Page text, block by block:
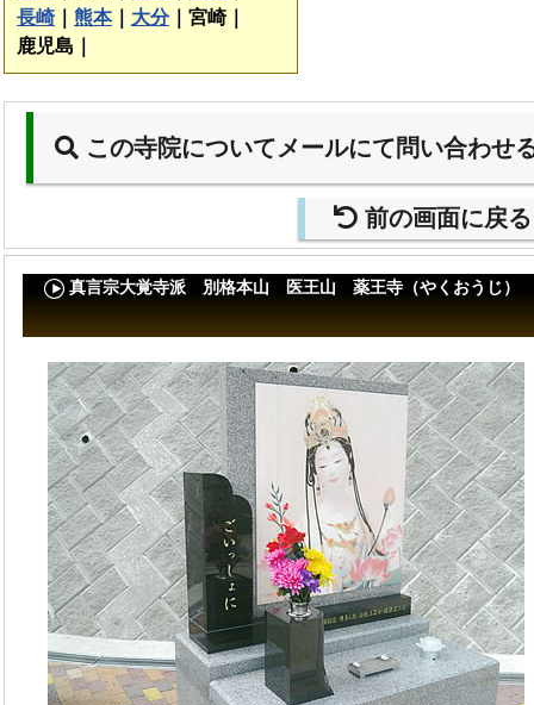
長崎｜ 熊本｜ 大分｜ 宮崎｜
鹿児島｜
この寺院についてメールにて問い合わせ
前の画面に戻る
真言宗大覚寺派 別格本山 医王山 薬王寺（やくおうじ）